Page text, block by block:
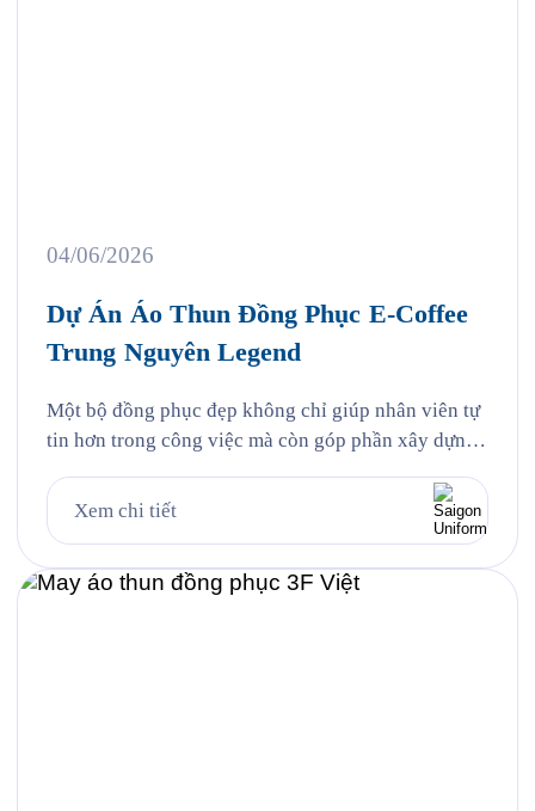
04/06/2026
Dự Án Áo Thun Đồng Phục E-Coffee
Trung Nguyên Legend
Một bộ đồng phục đẹp không chỉ giúp nhân viên tự
tin hơn trong công việc mà còn góp phần xây dựng
khách hàng. Đó cũng chính là lý do ngày càng
nhiều doanh nghiệp đầu tư bài bản vào việc may áo
Xem chi tiết